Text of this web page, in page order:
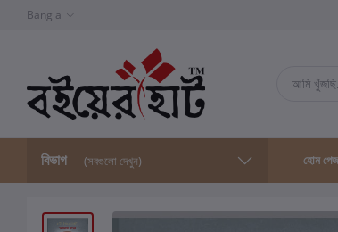
Bangla
বিভাগ (সবগুলো দেখুন) হোম পেজ